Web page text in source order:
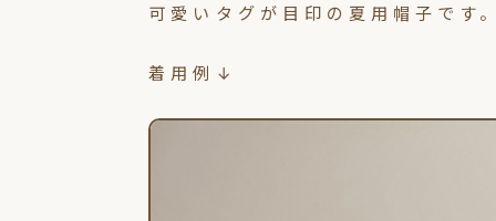
可愛いタグが目印の夏用帽子です
着用例↓